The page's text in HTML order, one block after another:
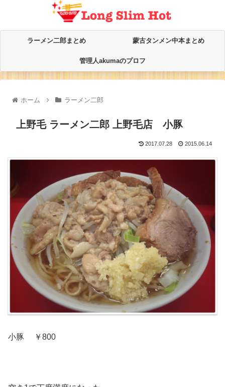
ラーメン二郎まとめ 蒙古タンメン中本まとめ
管理人akumaのプロフ
ホーム ラーメン二郎
上野毛 ラーメン二郎 上野毛店 小豚
2017.07.28 2015.06.14
小豚 ￥800